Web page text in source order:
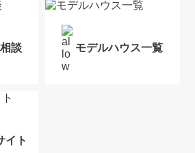
談 モデルハウス一覧
イト